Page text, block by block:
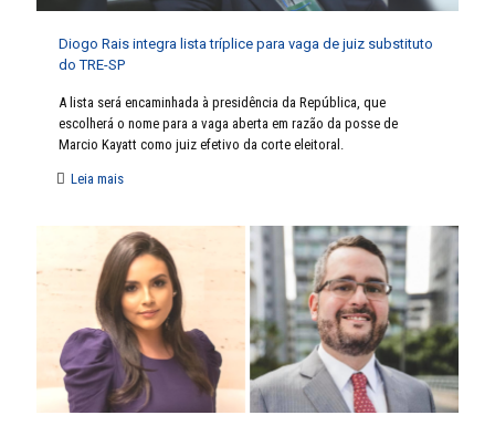
Diogo Rais integra lista tríplice para vaga de juiz substituto
do TRE-SP
A lista será encaminhada à presidência da República, que
escolherá o nome para a vaga aberta em razão da posse de
Marcio Kayatt como juiz efetivo da corte eleitoral.
Leia mais